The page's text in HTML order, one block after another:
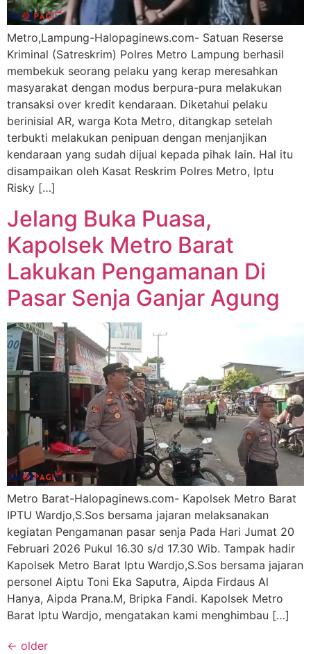
Metro,Lampung-Halopaginews.com- Satuan Reserse
Kriminal (Satreskrim) Polres Metro Lampung berhasil
membekuk seorang pelaku yang kerap meresahkan
masyarakat dengan modus berpura-pura melakukan
transaksi over kredit kendaraan. Diketahui pelaku
berinisial AR, warga Kota Metro, ditangkap setelah
terbukti melakukan penipuan dengan menjanjikan
kendaraan yang sudah dijual kepada pihak lain. Hal itu
disampaikan oleh Kasat Reskrim Polres Metro, Iptu
Risky […]
Jelang Buka Puasa,
Kapolsek Metro Barat
Lakukan Pengamanan Di
Pasar Senja Ganjar Agung
Metro Barat-Halopaginews.com- Kapolsek Metro Barat
IPTU Wardjo,S.Sos bersama jajaran melaksanakan
kegiatan Pengamanan pasar senja Pada Hari Jumat 20
Februari 2026 Pukul 16.30 s/d 17.30 Wib. Tampak hadir
Kapolsek Metro Barat Iptu Wardjo,S.Sos bersama jajaran
personel Aiptu Toni Eka Saputra, Aipda Firdaus Al
Hanya, Aipda Prana.M, Bripka Fandi. Kapolsek Metro
Barat Iptu Wardjo, mengatakan kami menghimbau […]
← older